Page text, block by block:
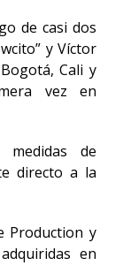
de casi dos
y Víctor
Cali y
vez en
de
directo a la
Production y
en